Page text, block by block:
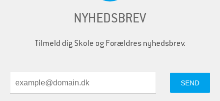
NYHEDSBREV
Tilmeld dig Skole og Forældres nyhedsbrev.